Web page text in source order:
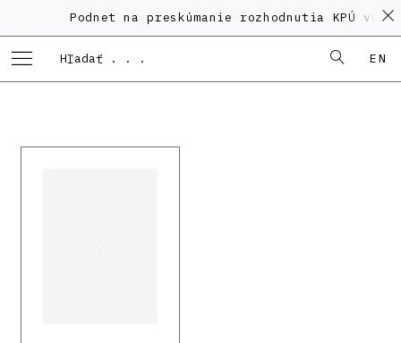
Podnet na preskúmanie rozhodnutia KPÚ vo
EN